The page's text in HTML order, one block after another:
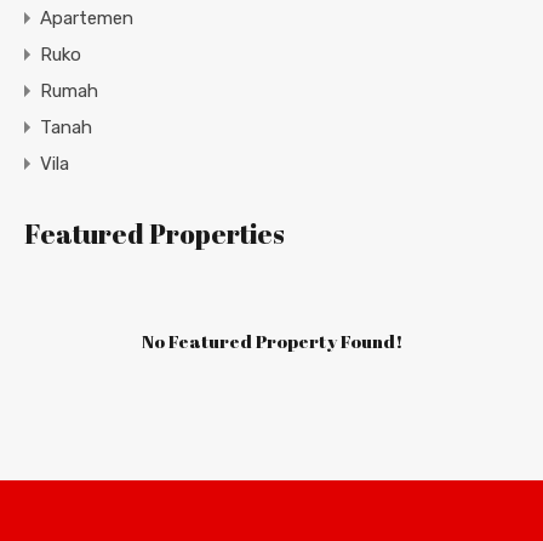
Apartemen
Ruko
Rumah
Tanah
Vila
Featured Properties
No Featured Property Found!